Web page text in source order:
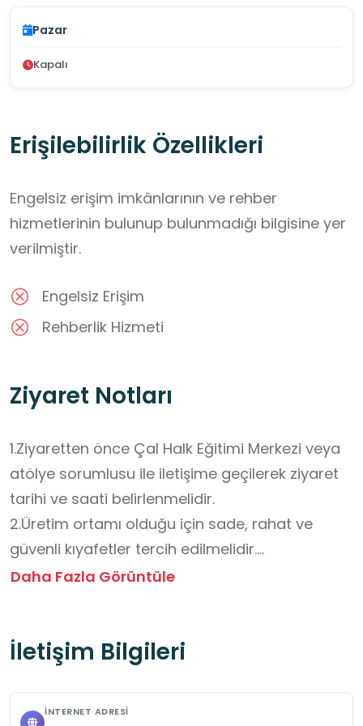
Pazar
Kapalı
Erişilebilirlik Özellikleri
Engelsiz erişim imkânlarının ve rehber
hizmetlerinin bulunup bulunmadığı bilgisine yer
verilmiştir.
Engelsiz Erişim
Rehberlik Hizmeti
Ziyaret Notları
1.Ziyaretten önce Çal Halk Eğitimi Merkezi veya
atölye sorumlusu ile iletişime geçilerek ziyaret
tarihi ve saati belirlenmelidir.
2.Üretim ortamı olduğu için sade, rahat ve
güvenli kıyafetler tercih edilmelidir.
3.Atölye içinde hijyen kurallarına dikkat edilmeli,
izin alınmalıdır.
Daha Fazla Görüntüle
İletişim Bilgileri
İNTERNET ADRESI